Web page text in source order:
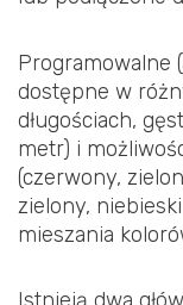
Programowalne
dostępne w
długościach,
metr) i
(czerwony,
zielony,
mieszania